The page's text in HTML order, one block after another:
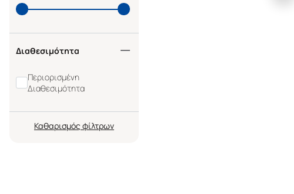
Διαθεσιμότητα
Περιορισμένη
Διαθεσιμότητα
Καθαρισμός